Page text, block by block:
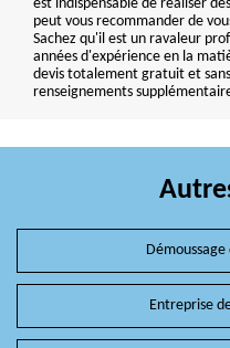
est indispensable de réaliser
peut vous recommander de
Sachez qu'il est un ravaleur
années d'expérience en la
devis totalement gratuit et
renseignements
Entreprise